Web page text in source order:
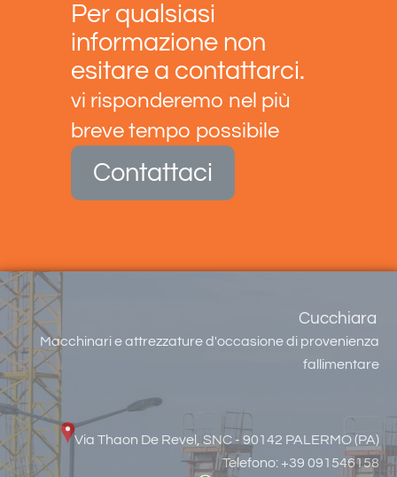
Per qualsiasi
informazione non
esitare a contattarci.
vi risponderemo nel più
breve tempo possibile
Contattaci
Cucchiara
Macchinari e attrezzature d'occasione di provenienza
fallimentare
Via Thaon De Revel, SNC - 90142 PALERMO (PA)
Telefono: +39 091546158